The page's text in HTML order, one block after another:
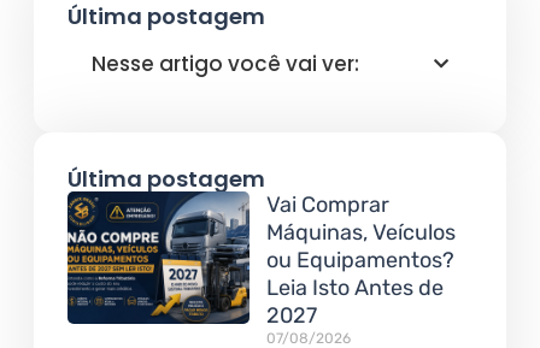
Última postagem
Nesse artigo você vai ver:
Última postagem
Vai Comprar
Máquinas, Veículos
ou Equipamentos?
Leia Isto Antes de
2027
07/08/2026